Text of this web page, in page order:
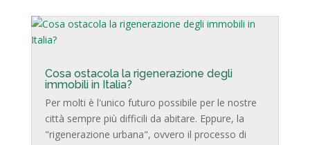
Cosa ostacola la rigenerazione degli
immobili in Italia?
Per molti è l'unico futuro possibile per le nostre
città sempre più difficili da abitare. Eppure, la
"rigenerazione urbana", ovvero il processo di